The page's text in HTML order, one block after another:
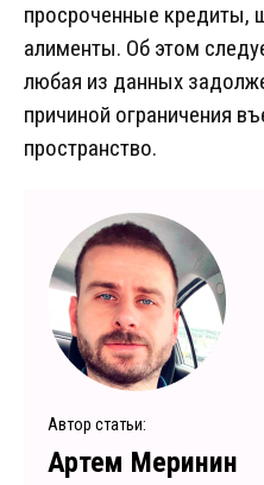
просроченные
алименты. Об этом
любая из данных
причиной ограничения
пространство.
Автор статьи:
Артем Меринин